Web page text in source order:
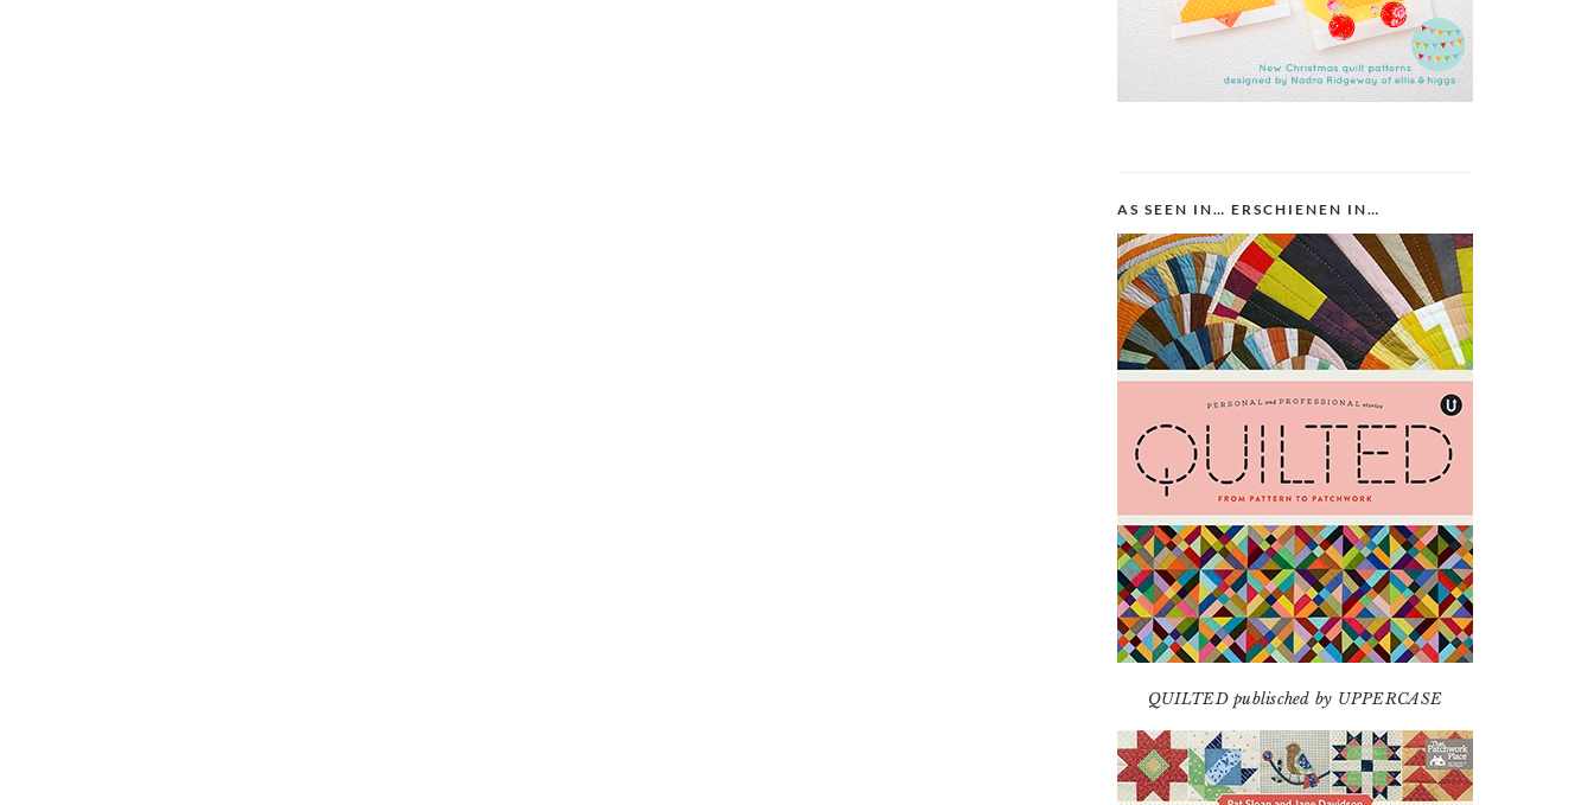
AS SEEN IN… ERSCHIENEN IN…
QUILTED publisched by UPPERCASE